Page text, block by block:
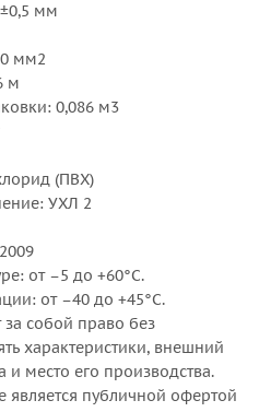
мм
мм2
м
0,086 м3
(ПВХ)
УХЛ 2
от –5 до +60°С.
от –40 до +45°С.
за собой право без
характеристики, внешний
место его производства.
публичной офертой